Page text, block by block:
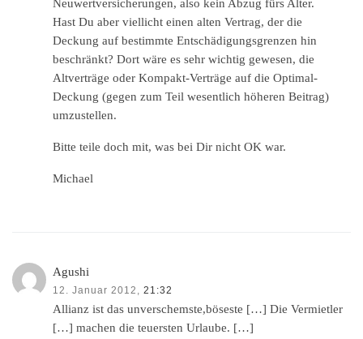
Neuwertversicherungen, also kein Abzug fürs Alter.
Hast Du aber viellicht einen alten Vertrag, der die
Deckung auf bestimmte Entschädigungsgrenzen hin
beschränkt? Dort wäre es sehr wichtig gewesen, die
Altverträge oder Kompakt-Verträge auf die Optimal-
Deckung (gegen zum Teil wesentlich höheren Beitrag)
umzustellen.
Bitte teile doch mit, was bei Dir nicht OK war.
Michael
Agushi
12. Januar 2012, 21:32
Allianz ist das unverschemste,böseste […] Die Vermietler
[…] machen die teuersten Urlaube. […]